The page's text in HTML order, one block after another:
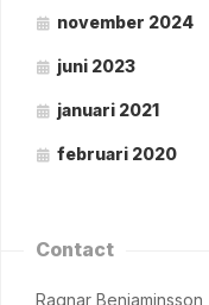
november 2024
juni 2023
januari 2021
februari 2020
Contact
Ragnar Benjaminsson